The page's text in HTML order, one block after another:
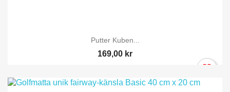
Putter Kuben...
169,00 kr